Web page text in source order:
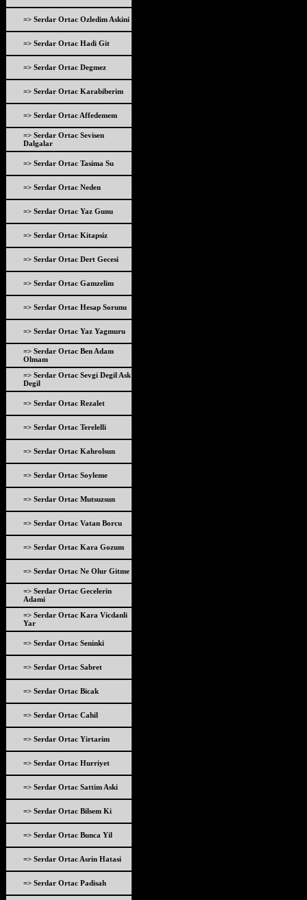
=> Serdar Ortac Ozledim Askini
=> Serdar Ortac Hadi Git
=> Serdar Ortac Degmez
=> Serdar Ortac Karabiberim
=> Serdar Ortac Affedemem
=> Serdar Ortac Sevisen
Dalgalar
=> Serdar Ortac Tasima Su
=> Serdar Ortac Neden
=> Serdar Ortac Yaz Gunu
=> Serdar Ortac Kitapsiz
=> Serdar Ortac Dert Gecesi
=> Serdar Ortac Gamzelim
=> Serdar Ortac Hesap Sorunu
=> Serdar Ortac Yaz Yagmuru
=> Serdar Ortac Ben Adam
Olmam
=> Serdar Ortac Sevgi Degil Ask
Degil
=> Serdar Ortac Rezalet
=> Serdar Ortac Terelelli
=> Serdar Ortac Kahrolsun
=> Serdar Ortac Soyleme
=> Serdar Ortac Mutsuzsun
=> Serdar Ortac Vatan Borcu
=> Serdar Ortac Kara Gozum
=> Serdar Ortac Ne Olur Gitme
=> Serdar Ortac Gecelerin
Adami
=> Serdar Ortac Kara Vicdanli
Yar
=> Serdar Ortac Seninki
=> Serdar Ortac Sabret
=> Serdar Ortac Bicak
=> Serdar Ortac Cahil
=> Serdar Ortac Yirtarim
=> Serdar Ortac Hurriyet
=> Serdar Ortac Sattim Aski
=> Serdar Ortac Bilsem Ki
=> Serdar Ortac Bunca Yil
=> Serdar Ortac Asrin Hatasi
=> Serdar Ortac Padisah